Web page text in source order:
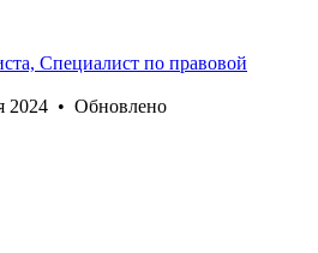
Специалист по правовой
2024 • Обновлено